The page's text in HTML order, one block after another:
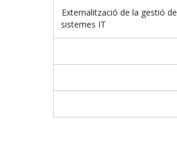
Externalització de la gestió de
sistemes IT